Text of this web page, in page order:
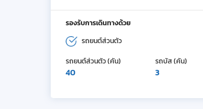
รองรับการเดินทางด้วย
รถยนต์ส่วนตัว
รถยนต์ส่วนตัว (คัน)
40
รถบัส (คัน)
3